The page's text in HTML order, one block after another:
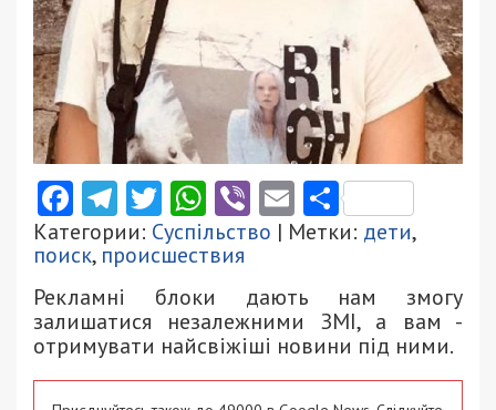
Facebook
Telegram
Twitter
WhatsApp
ViberEmail
Категории: Суспільство | Метки: дети,
поиск, происшествия
Рекламні блоки дають нам змогу
залишатися незалежними ЗМІ, а вам -
отримувати найсвіжіші новини під ними.